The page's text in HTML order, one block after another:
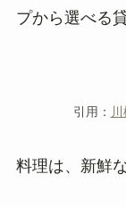
プから選べる
引用：
料理は、新鮮